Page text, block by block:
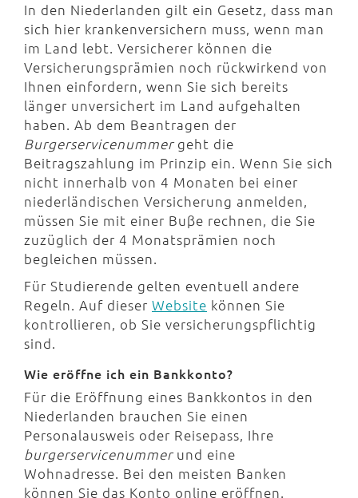
In den Niederlanden gilt ein Gesetz, dass man
sich hier krankenversichern muss, wenn man
im Land lebt. Versicherer können die
Versicherungsprämien noch rückwirkend von
Ihnen einfordern, wenn Sie sich bereits
länger unversichert im Land aufgehalten
haben. Ab dem Beantragen der
Burgerservicenummergeht die
Beitragszahlung im Prinzip ein. Wenn Sie sich
nicht innerhalb von 4 Monaten bei einer
niederländischen Versicherung anmelden,
müssen Sie mit einer Buβe rechnen, die Sie
zuzüglich der 4 Monatsprämien noch
begleichen müssen.
Für Studierende gelten eventuell andere
Regeln. Auf dieser Website können Sie
kontrollieren, ob Sie versicherungspflichtig
sind.
Wie eröffne ich ein Bankkonto?
Für die Eröffnung eines Bankkontos in den
Niederlanden brauchen Sie einen
Personalausweis oder Reisepass, Ihre
burgerservicenummerund eine
Wohnadresse. Bei den meisten Banken
können Sie das Konto online eröffnen.